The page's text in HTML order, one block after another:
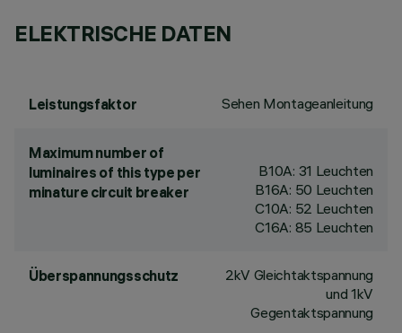
ELEKTRISCHE DATEN
Leistungsfaktor Sehen Montageanleitung
Maximum number of
luminaires of this type per
minature circuit breaker
B10A: 31 Leuchten
B16A: 50 Leuchten
C10A: 52 Leuchten
C16A: 85 Leuchten
Überspannungsschutz
2kV Gleichtaktspannung
und 1kV
Gegentaktspannung